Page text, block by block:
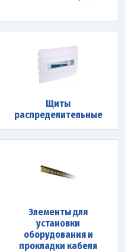
Щиты
распределительные
Элементы для
установки
оборудования и
прокладки кабеля